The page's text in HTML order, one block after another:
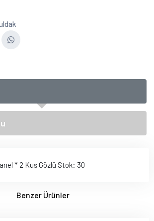
* 2 Kuş Gözlü Stok: 30
Benzer Ürünler